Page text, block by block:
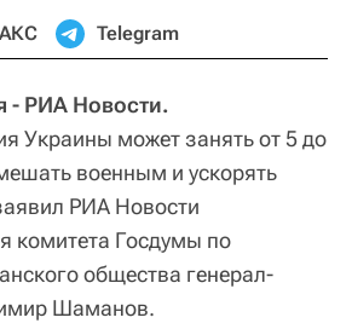
Telegram
РИА Новости.
Украины может занять от 5 до
военным и ускорять
РИА Новости
комитета Госдумы по
общества генерал-
Шаманов.